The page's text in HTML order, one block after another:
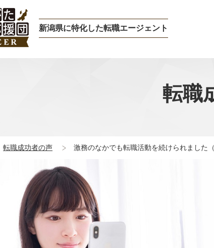
新潟県に特化した転職エージェント
転職
転職成功者の声 激務のなかでも転職活動を続けられました